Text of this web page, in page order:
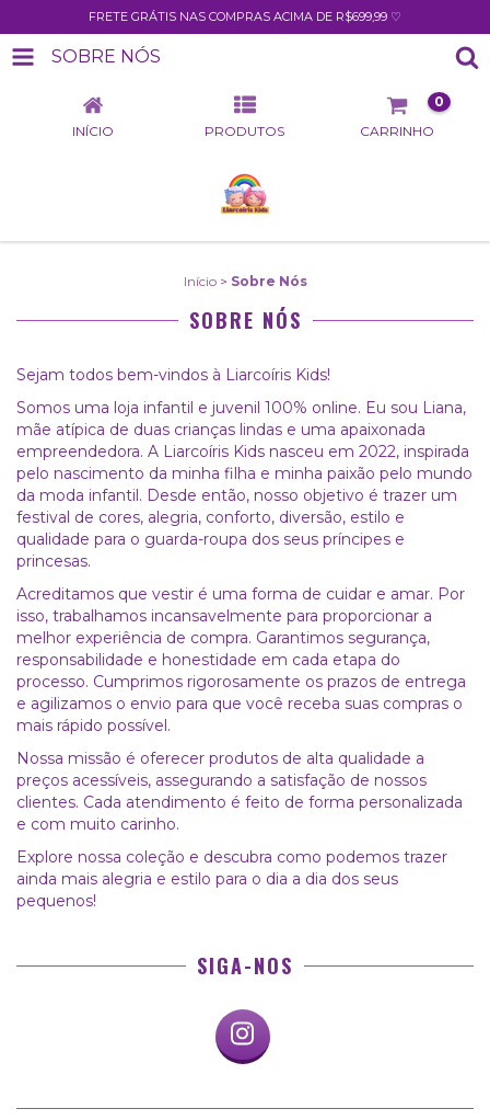
FRETE GRÁTIS NAS COMPRAS ACIMA DE R$699,99 ♡
SOBRE NÓS
INÍCIO PRODUTOS CARRINHO
0
Início > Sobre Nós
SOBRE NÓS
Sejam todos bem-vindos à Liarcoíris Kids!
Somos uma loja infantil e juvenil 100% online. Eu sou Liana,
mãe atípica de duas crianças lindas e uma apaixonada
empreendedora. A Liarcoíris Kids nasceu em 2022, inspirada
pelo nascimento da minha filha e minha paixão pelo mundo
da moda infantil. Desde então, nosso objetivo é trazer um
festival de cores, alegria, conforto, diversão, estilo e
qualidade para o guarda-roupa dos seus príncipes e
princesas.
Acreditamos que vestir é uma forma de cuidar e amar. Por
isso, trabalhamos incansavelmente para proporcionar a
melhor experiência de compra. Garantimos segurança,
responsabilidade e honestidade em cada etapa do
processo. Cumprimos rigorosamente os prazos de entrega
e agilizamos o envio para que você receba suas compras o
mais rápido possível.
Nossa missão é oferecer produtos de alta qualidade a
preços acessíveis, assegurando a satisfação de nossos
clientes. Cada atendimento é feito de forma personalizada
e com muito carinho.
Explore nossa coleção e descubra como podemos trazer
ainda mais alegria e estilo para o dia a dia dos seus
pequenos!
SIGA-NOS